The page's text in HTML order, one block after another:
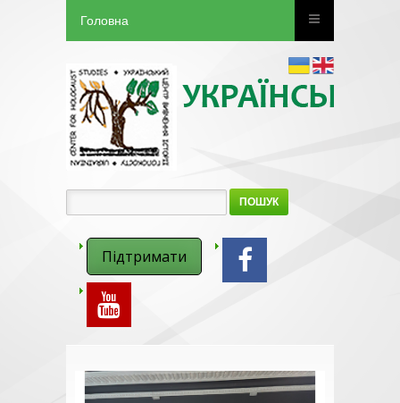
Головна
ПОШУК
Підтримати